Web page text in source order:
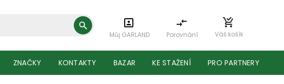
Můj GARLAND Porovnání Váš košík
ZNAČKY KONTAKTY BAZAR KE STAŽENÍ PRO PARTNERY